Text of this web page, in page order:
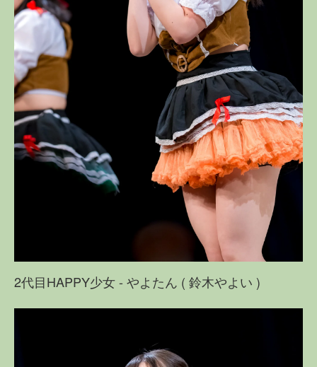
2代目HAPPY少女 - やよたん ( 鈴木やよい )